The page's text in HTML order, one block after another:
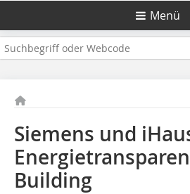
Menü
Siemens und
Building